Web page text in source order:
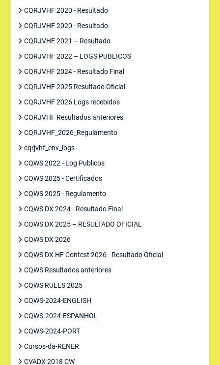
CQRJVHF 2020 - Resultado
CQRJVHF 2020 - Resultado
CQRJVHF 2021 – Resultado
CQRJVHF 2022 – LOGS PUBLICOS
CQRJVHF 2024 - Resultado Final
CQRJVHF 2025 Resultado Oficial
CQRJVHF 2026 Logs recebidos
CQRJVHF Resultados anteriores
CQRJVHF_2026_Regulamento
cqrjvhf_env_logs
CQWS 2022 - Log Publicos
CQWS 2025 - Certificados
CQWS 2025 - Regulamento
CQWS DX 2024 - Resultado Final
CQWS DX 2025 – RESULTADO OFICIAL
CQWS DX 2026
CQWS DX HF Contest 2026 - Resultado Oficial
CQWS Resultados anteriores
CQWS RULES 2025
CQWS-2024-ENGLISH
CQWS-2024-ESPANHOL
CQWS-2024-PORT
Cursos-da-RENER
CVADX 2018 CW